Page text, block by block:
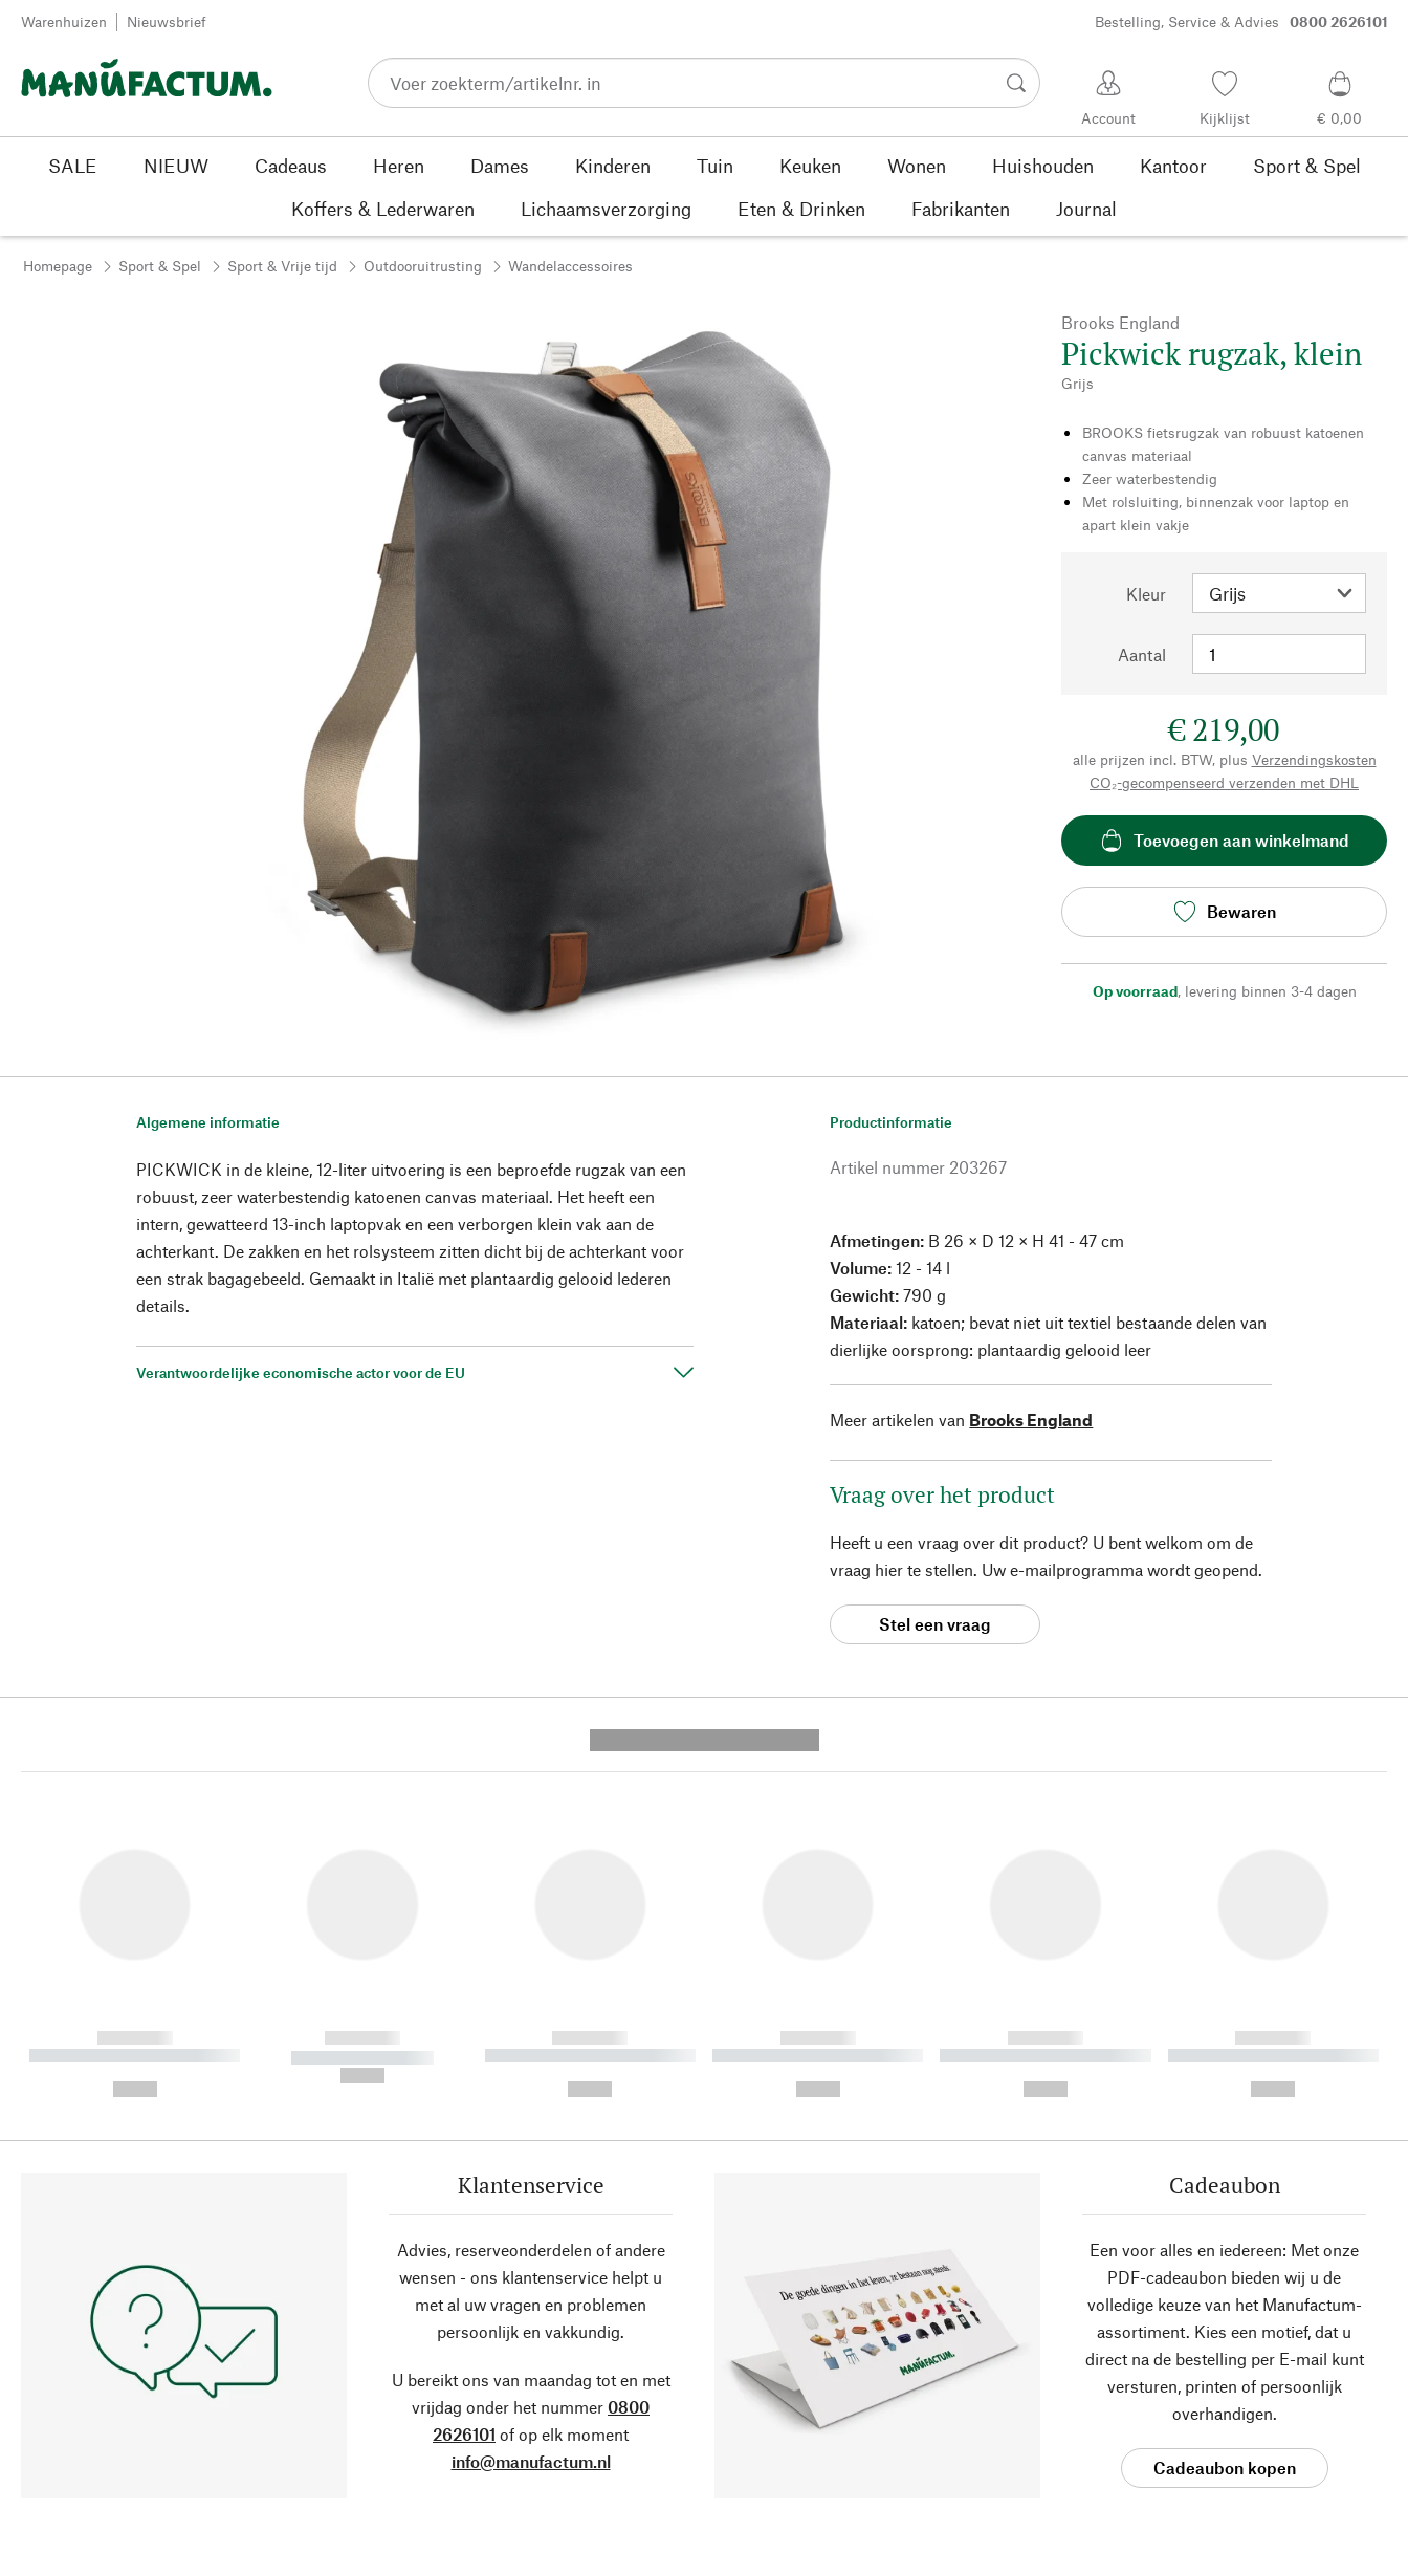
Passer au contenu
Warenhuizen Nieuwsbrief Bestelling, Service & Advies 0800 2626101
Account Kijklijst € 0,00
SALE NIEUW Cadeaus Heren Dames Kinderen Tuin Keuken Wonen Huishouden Kantoor
Sport & Spel
Koffers & Lederwaren
Lichaamsverzorging Eten & Drinken Fabrikanten Journal
Homepage Sport & Spel Sport & Vrije tijd Outdooruitrusting Wandelaccessoires
Brooks England
Pickwick rugzak, klein
Grijs
BROOKS fietsrugzak van robuust katoenen
canvas materiaal
Zeer waterbestendig
Met rolsluiting, binnenzak voor laptop en
apart klein vakje
Kleur
Aantal
€ 219,00
alle prijzen incl. BTW, plus Verzendingskosten
CO₂-gecompenseerd verzenden met DHL
Toevoegen aan winkelmand
Bewaren
Op voorraad, levering binnen 3-4 dagen
Algemene informatie
PICKWICK in de kleine, 12-liter uitvoering is een beproefde rugzak van een
robuust, zeer waterbestendig katoenen canvas materiaal. Het heeft een
intern, gewatteerd 13-inch laptopvak en een verborgen klein vak aan de
achterkant. De zakken en het rolsysteem zitten dicht bij de achterkant voor
een strak bagagebeeld. Gemaakt in Italië met plantaardig gelooid lederen
details.
Verantwoordelijke economische actor voor de EU
Productinformatie
Artikel nummer 203267
Afmetingen: B 26 × D 12 × H 41 - 47 cm
Volume: 12 - 14 l
Gewicht: 790 g
Materiaal: katoen; bevat niet uit textiel bestaande delen van
dierlijke oorsprong: plantaardig gelooid leer
Meer artikelen van Brooks England
Vraag over het product
Heeft u een vraag over dit product? U bent welkom om de
vraag hier te stellen. Uw e-mailprogramma wordt geopend.
Stel een vraag
------------
----------- ----------- ----------
------------
----------- -----------
------------
----------- ----------- ----------
------------
----------- ----------- ----------
------------
----------- ----------- ----------
------------
----------- ----------- ----------
Klantenservice
Advies, reserveonderdelen of andere
wensen - ons klantenservice helpt u
met al uw vragen en problemen
persoonlijk en vakkundig.
U bereikt ons van maandag tot en met
vrijdag onder het nummer 0800
2626101 of op elk moment
info@manufactum.nl
Cadeaubon
Een voor alles en iedereen: Met onze
PDF-cadeaubon bieden wij u de
volledige keuze van het Manufactum-
assortiment. Kies een motief, dat u
direct na de bestelling per E-mail kunt
versturen, printen of persoonlijk
overhandigen.
Cadeaubon kopen